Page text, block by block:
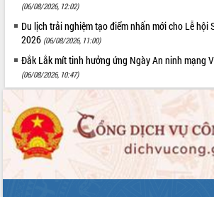
(06/08/2026, 12:02)
Du lịch trải nghiệm tạo điểm nhấn mới cho Lễ hội
2026 (06/08/2026, 11:00)
Đắk Lắk mít tinh hưởng ứng Ngày An ninh mạng
(06/08/2026, 10:47)